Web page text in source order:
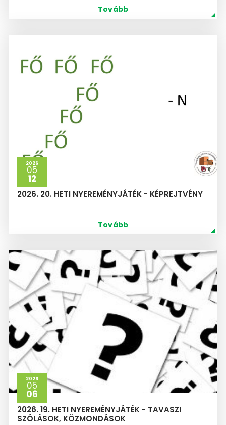
Tovább
2026
05
12
2026. 20. HETI NYEREMÉNYJÁTÉK - KÉPREJTVÉNY
Tovább
2026
05
06
2026. 19. HETI NYEREMÉNYJÁTÉK - TAVASZI
SZÓLÁSOK, KÖZMONDÁSOK